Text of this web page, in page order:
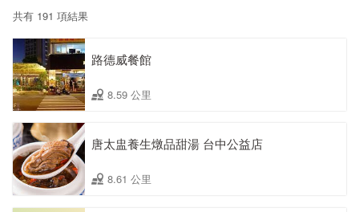
共有 191 項結果
路德威餐館
8.59 公里
唐太盅養生燉品甜湯 台中公益店
8.61 公里